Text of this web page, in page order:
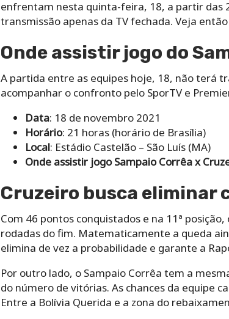
enfrentam nesta quinta-feira, 18, a partir das
transmissão apenas da TV fechada. Veja
Onde assistir jogo do
A partida entre as equipes hoje, 18, não terá
acompanhar o confronto pelo SporTV e
Data: 18 de novembro 2021
Horário: 21 horas (horário de Brasília)
Local: Estádio Castelão – São Luís (MA)
Onde assistir jogo Sampaio Corrêa x
Cruzeiro busca eliminar
Com 46 pontos conquistados e na 11ª
rodadas do fim. Matematicamente a queda
elimina de vez a probabilidade e garante a
Por outro lado, o Sampaio Corrêa tem a
do número de vitórias. As chances da equipe
Entre a Bolívia Querida e a zona do